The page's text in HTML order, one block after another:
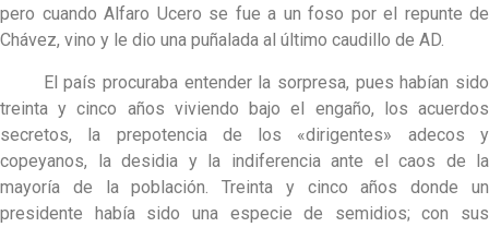
pero cuando Alfaro Ucero se fue a un foso por el repunte de
Chávez, vino y le dio una puñalada al último caudillo de AD.
El país procuraba entender la sorpresa, pues habían sido
treinta y cinco años viviendo bajo el engaño, los acuerdos
secretos, la prepotencia de los «dirigentes» adecos y
copeyanos, la desidia y la indiferencia ante el caos de la
mayoría de la población. Treinta y cinco años donde un
presidente había sido una especie de semidios; con sus